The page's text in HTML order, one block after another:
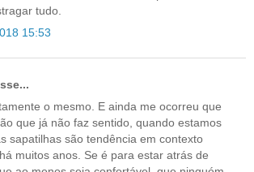
tudo.
15:53
o mesmo. E ainda me ocorreu que
que já não faz sentido, quando estamos
sapatilhas são tendência em contexto
muitos anos. Se é para estar atrás de